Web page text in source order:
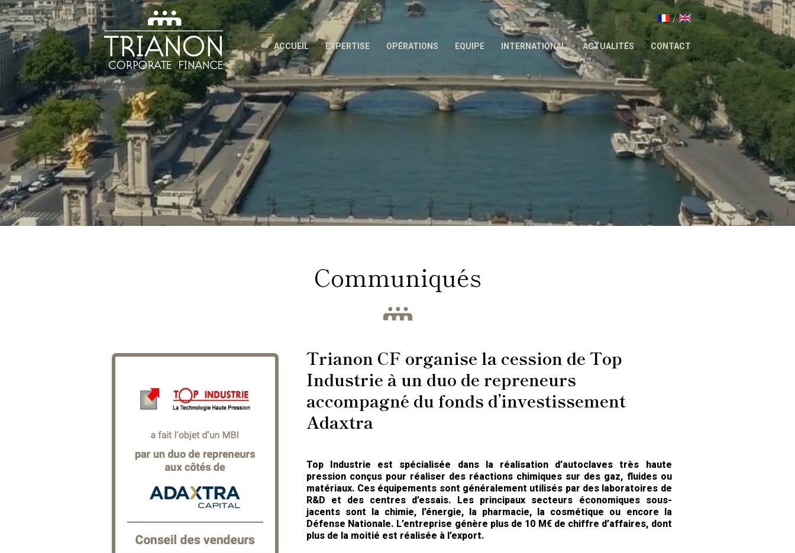
/
ACCUEIL EXPERTISE OPÉRATIONS EQUIPE INTERNATIONAL ACTUALITÉS CONTACT
Communiqués
Trianon CF organise la cession de Top
Industrie à un duo de repreneurs
accompagné du fonds d’investissement
Adaxtra
Top Industrie est spécialisée dans la réalisation d’autoclaves très haute
pression conçus pour réaliser des réactions chimiques sur des gaz, fluides ou
matériaux. Ces équipements sont généralement utilisés par des laboratoires de
R&D et des centres d’essais. Les principaux secteurs économiques sous-
jacents sont la chimie, l’énergie, la pharmacie, la cosmétique ou encore la
Défense Nationale. L’entreprise génère plus de 10 M€ de chiffre d’affaires, dont
plus de la moitié est réalisée à l’export.